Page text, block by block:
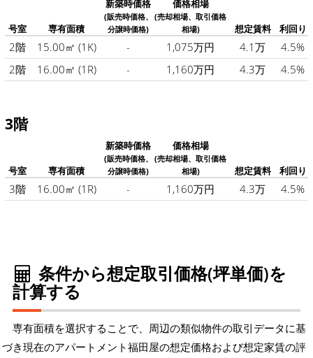
号室 専有面積
新築時価格
(販売時価格、
分譲時価格)
価格相場
(売却相場、取引価格
相場)
想定賃料 利回り
2階 15.00㎡ (1K) - 1,075万円 4.1万
4.5%
2階
16.00㎡ (1R) - 1,160万円 4.3万 4.5%
3階
号室 専有面積
新築時価格
(販売時価格、
分譲時価格)
価格相場
(売却相場、取引価格
相場)
想定賃料 利回り
3階 16.00㎡ (1R) - 1,160万円 4.3万 4.5%
条件から想定取引価格(坪単価)を
計算する
専有面積を選択することで、周辺の類似物件の取引データに基
づき現在のアパートメント福田屋の想定価格および想定家賃の評